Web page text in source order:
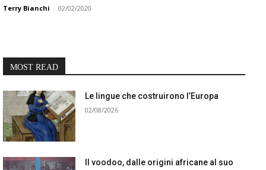
Terry Bianchi - 02/02/2020
MOST READ
Le lingue che costruirono l’Europa
02/08/2026
Il voodoo, dalle origini africane al suo